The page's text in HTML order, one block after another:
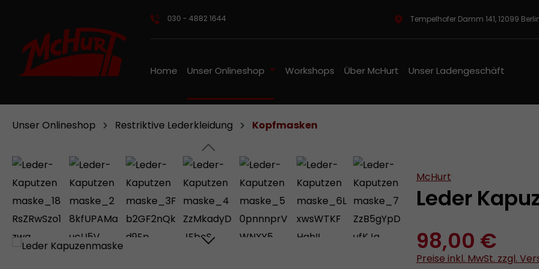
Zur Hauptnavigation springen030 - 4882 1644 Tempelhofer Damm 141, 12099
Home Unser Onlineshop Workshops Über McHurt Unser Ladengeschäft
Unser Onlineshop Restriktive Lederkleidung Kopfmasken
Bildergalerie überspringen
Leder
McHurt
98,00 €
Preise inkl. MwSt. zzgl.